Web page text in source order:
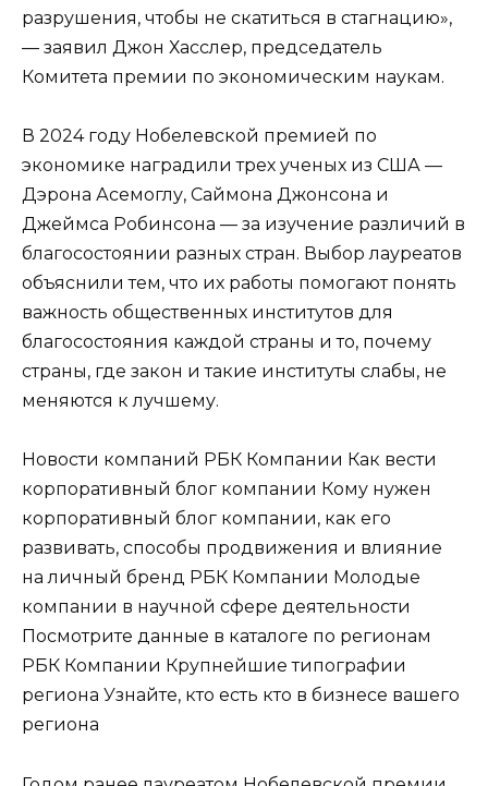
разрушения, чтобы не скатиться в стагнацию»,
— заявил Джон Хасслер, председатель
Комитета премии по экономическим наукам.
В 2024 году Нобелевской премией по
экономике наградили трех ученых из США —
Дэрона Асемоглу, Саймона Джонсона и
Джеймса Робинсона — за изучение различий в
благосостоянии разных стран. Выбор лауреатов
объяснили тем, что их работы помогают понять
важность общественных институтов для
благосостояния каждой страны и то, почему
страны, где закон и такие институты слабы, не
меняются к лучшему.
Новости компаний РБК Компании Как вести
корпоративный блог компании Кому нужен
корпоративный блог компании, как его
развивать, способы продвижения и влияние
на личный бренд РБК Компании Молодые
компании в научной сфере деятельности
Посмотрите данные в каталоге по регионам
РБК Компании Крупнейшие типографии
региона Узнайте, кто есть кто в бизнесе вашего
региона